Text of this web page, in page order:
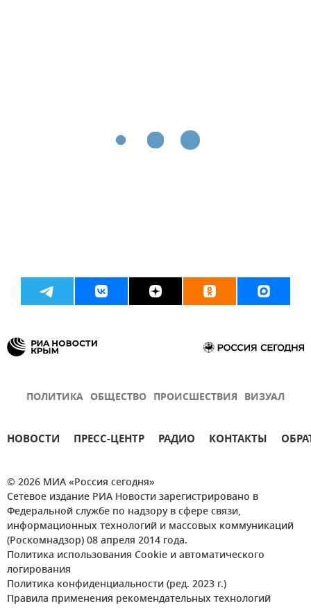
ПОЛИТИКА ОБЩЕСТВО ПРОИСШЕСТВИЯ ВИЗУАЛ
НОВОСТИ ПРЕСС-ЦЕНТР РАДИО КОНТАКТЫ
© 2026 МИА «Россия сегодня»
Сетевое издание РИА Новости зарегистрировано в
Федеральной службе по надзору в сфере связи,
информационных технологий и массовых коммуникаций
(Роскомнадзор) 08 апреля 2014 года.
Политика использования Cookie и автоматического
логирования
Политика конфиденциальности (ред. 2023 г.)
Правила применения рекомендательных технологий